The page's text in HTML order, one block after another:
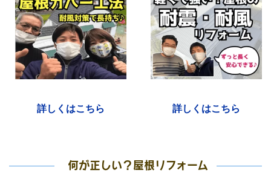
詳しくはこちら 詳しくはこちら
何が正しい？屋根リフォーム